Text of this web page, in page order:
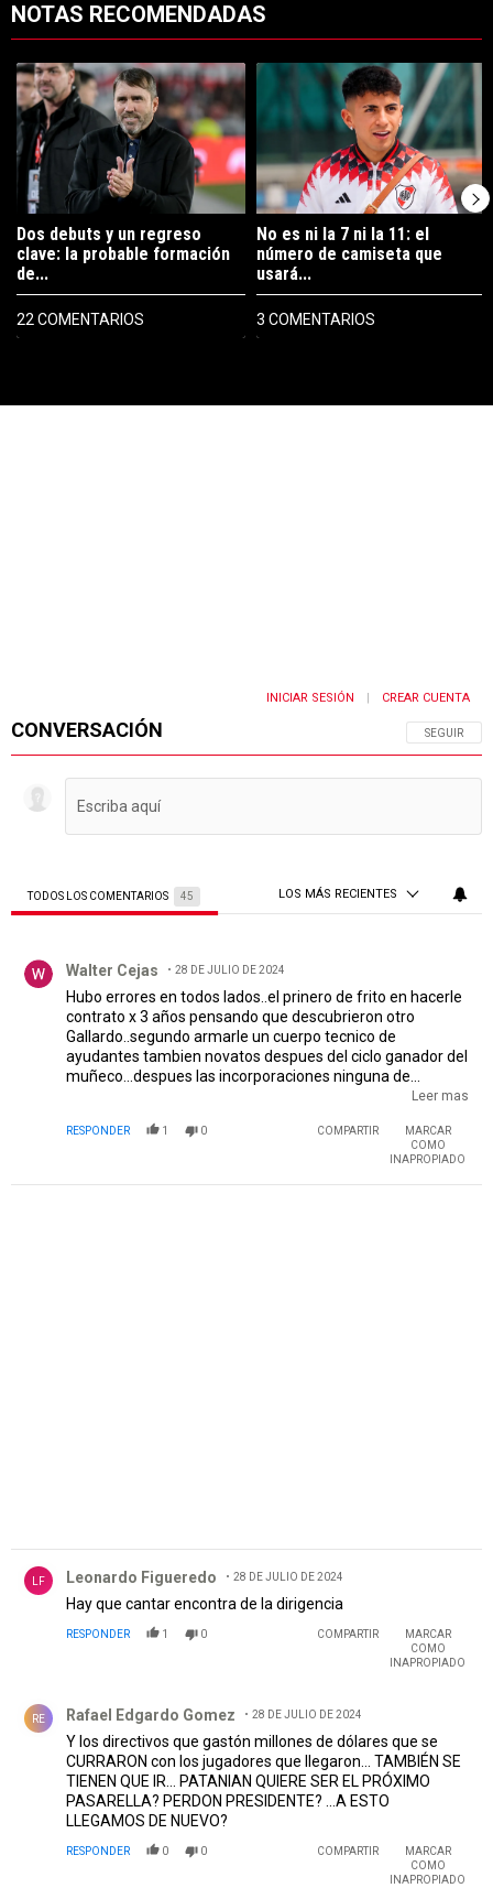
NOTAS RECOMENDADAS
Un artículo de tendencia con el título "Dos debuts y un regreso
Dos debuts y un regreso
clave: la probable formación
de...
22 COMENTARIOS
Un artículo de tendencia con el
No es ni la 7 ni la 11: el
número de camiseta que
usará...
3 COMENTARIOS
CONVERSACIÓN SIGA ESTA
SEGUIR
INICIAR SESIÓN CREAR CUENTA
TODOS LOS COMENTARIOS 45 LOS MÁS RECIENTES
Walter Cejas 28 DE JULIO DE 2024
Hubo errores en todos lados..el prinero de frito en hacerle
contrato x 3 años pensando que descubrieron otro
Gallardo..segundo armarle un cuerpo tecnico de
ayudantes tambien novatos despues del ciclo ganador del
muñeco...despues las incorporaciones ninguna de
jerarquia ..quizas culpa de micho por no exigir..despues los
eqperiencia como dt .y a River le costo caro en tiempo y
dolares ...habia que hecharlo despues de perder con
Leer mas
RESPONDER 1 0 COMPARTIR
MARCAR
COMO
INAPROPIADO
LF Leonardo Figueredo 28 DE JULIO DE 2024
Hay que cantar encontra de la dirigencia
RESPONDER 1 0 COMPARTIR
MARCAR
COMO
INAPROPIADO
RE Rafael Edgardo Gomez 28 DE JULIO DE 2024
Y los directivos que gastón millones de dólares que se
CURRARON con los jugadores que llegaron... TAMBIÉN SE
TIENEN QUE IR... PATANIAN QUIERE SER EL PRÓXIMO
PASARELLA? PERDON PRESIDENTE? ...A ESTO
LLEGAMOS DE NUEVO?
RESPONDER 0 0 COMPARTIR
MARCAR
COMO
INAPROPIADO